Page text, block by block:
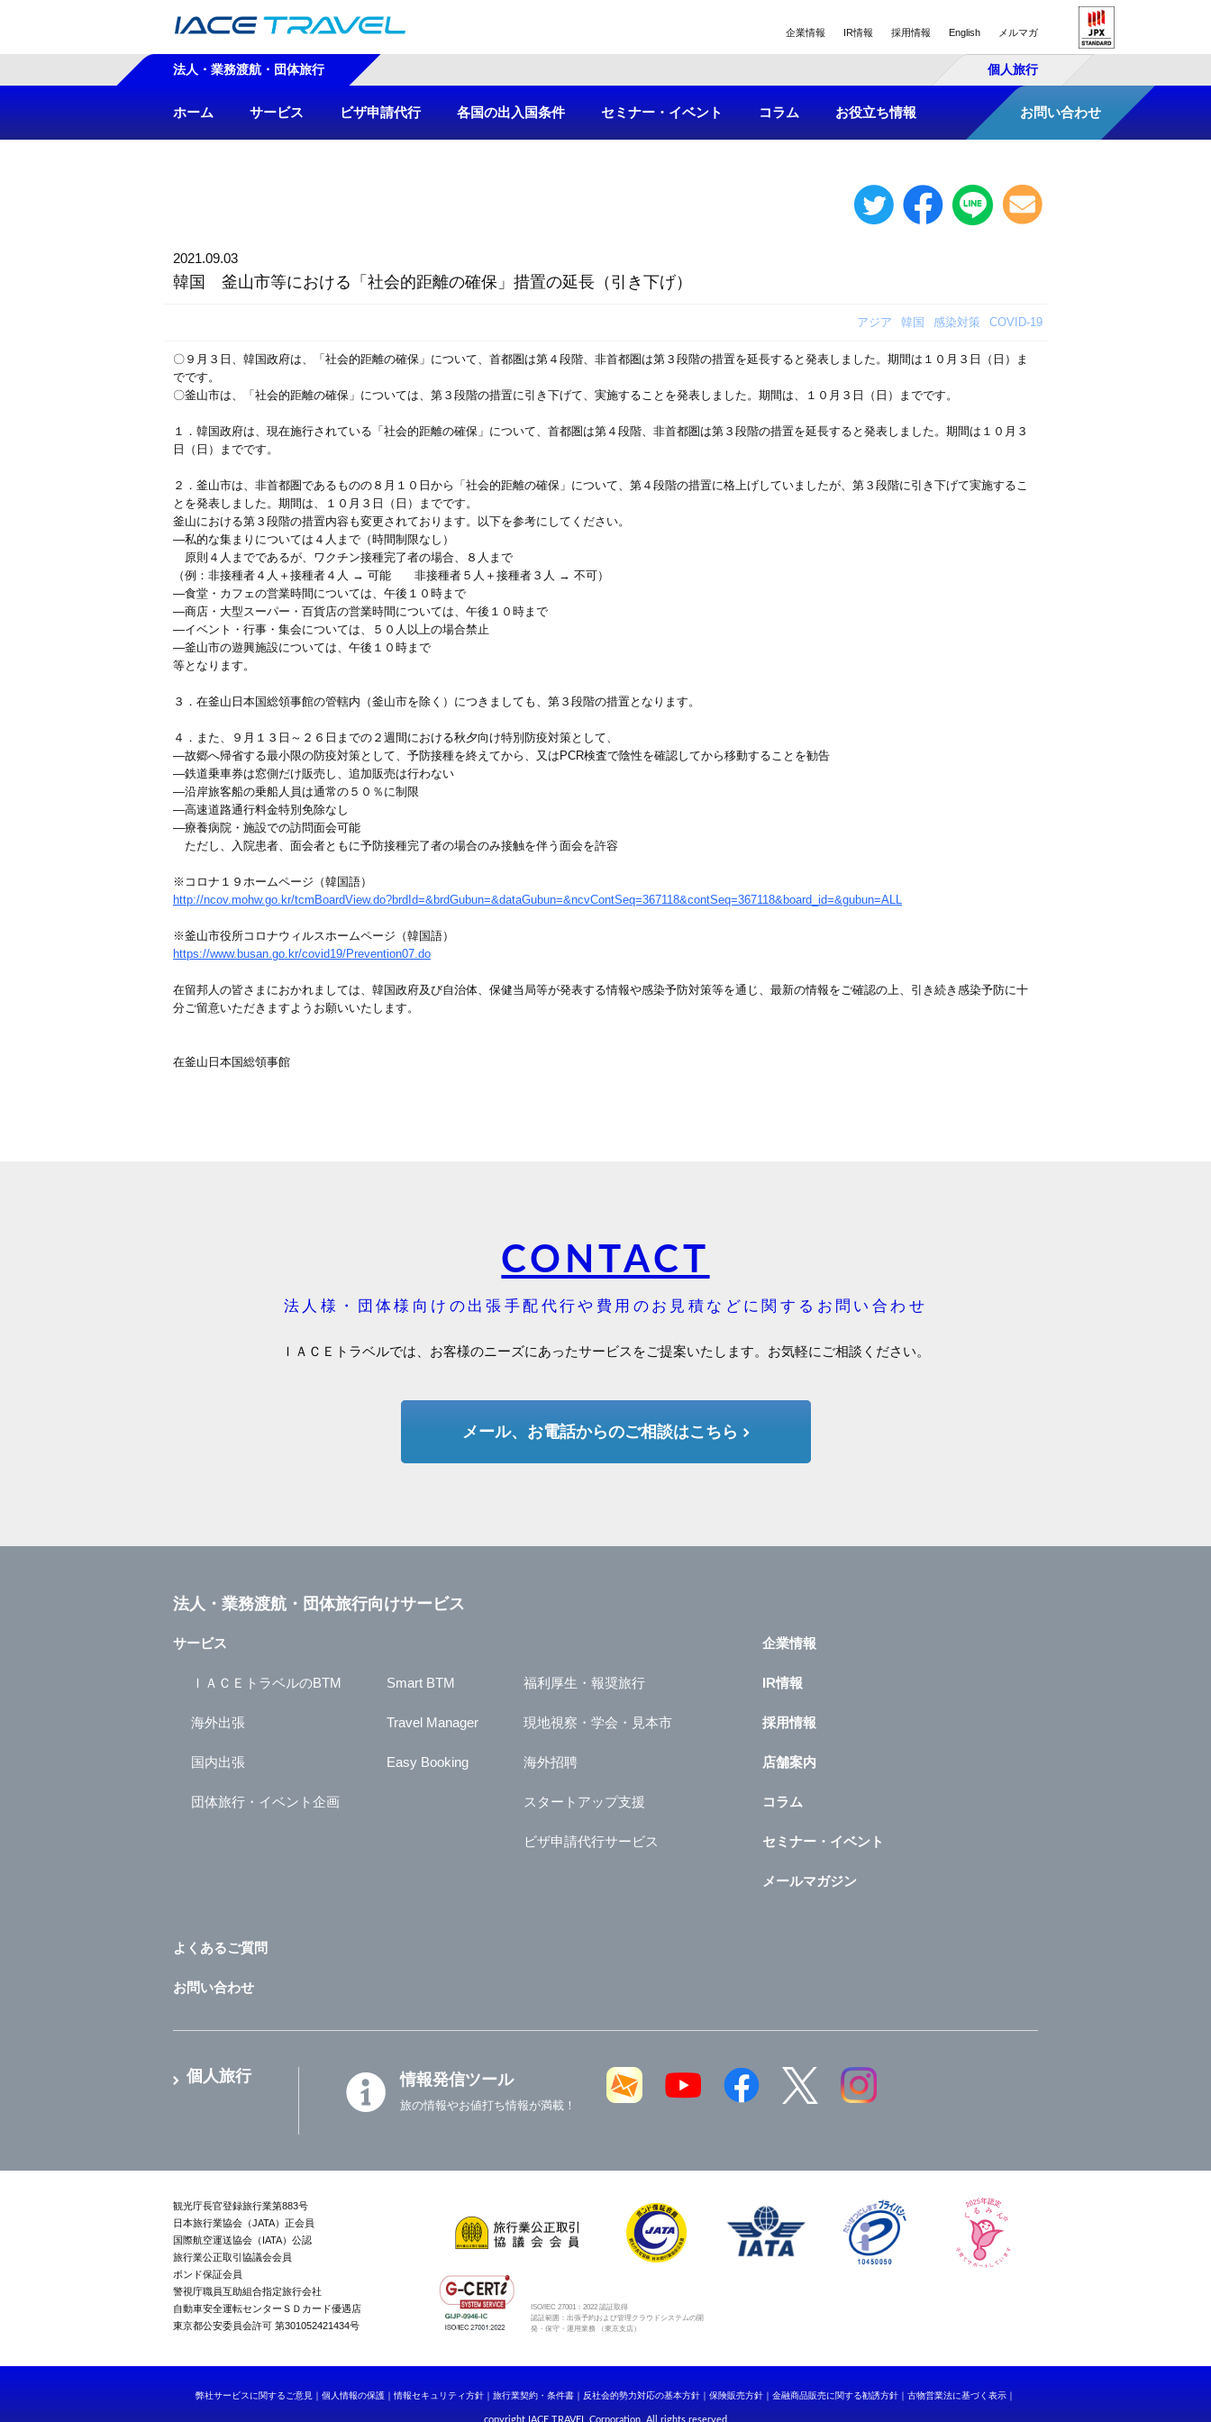
企業情報 IR情報 採用情報 English メルマガ
法人・業務渡航・団体旅行 個人旅行
ホーム サービス ビザ申請代行 各国の出入国条件 セミナー・イベント コラム お役立ち情報 お問い合わせ
2021.09.03
韓国 釜山市等における「社会的距離の確保」措置の延長（引き下げ）
アジア 韓国 感染対策 COVID-19
〇９月３日、韓国政府は、「社会的距離の確保」について、首都圏は第４段階、非首都圏は第３段階の措置を延長すると発表しました。期間は１０月３日（日）ま
でです。
〇釜山市は、「社会的距離の確保」については、第３段階の措置に引き下げて、実施することを発表しました。期間は、１０月３日（日）までです。
１．韓国政府は、現在施行されている「社会的距離の確保」について、首都圏は第４段階、非首都圏は第３段階の措置を延長すると発表しました。期間は１０月３
日（日）までです。
２．釜山市は、非首都圏であるものの８月１０日から「社会的距離の確保」について、第４段階の措置に格上げしていましたが、第３段階に引き下げて実施するこ
とを発表しました。期間は、１０月３日（日）までです。
釜山における第３段階の措置内容も変更されております。以下を参考にしてください。
―私的な集まりについては４人まで（時間制限なし）
原則４人までであるが、ワクチン接種完了者の場合、８人まで
（例：非接種者４人＋接種者４人 → 可能 非接種者５人＋接種者３人 → 不可）
―食堂・カフェの営業時間については、午後１０時まで
―商店・大型スーパー・百貨店の営業時間については、午後１０時まで
―イベント・行事・集会については、５０人以上の場合禁止
―釜山市の遊興施設については、午後１０時まで
等となります。
３．在釜山日本国総領事館の管轄内（釜山市を除く）につきましても、第３段階の措置となります。
４．また、９月１３日～２６日までの２週間における秋夕向け特別防疫対策として、
―故郷へ帰省する最小限の防疫対策として、予防接種を終えてから、又はPCR検査で陰性を確認してから移動することを勧告
―鉄道乗車券は窓側だけ販売し、追加販売は行わない
―沿岸旅客船の乗船人員は通常の５０％に制限
―高速道路通行料金特別免除なし
―療養病院・施設での訪問面会可能
ただし、入院患者、面会者ともに予防接種完了者の場合のみ接触を伴う面会を許容
※コロナ１９ホームページ（韓国語）
http://ncov.mohw.go.kr/tcmBoardView.do?brdId=&brdGubun=&dataGubun=&ncvContSeq=367118&contSeq=367118&board_id=&gubun=ALL
※釜山市役所コロナウィルスホームページ（韓国語）
https://www.busan.go.kr/covid19/Prevention07.do
在留邦人の皆さまにおかれましては、韓国政府及び自治体、保健当局等が発表する情報や感染予防対策等を通じ、最新の情報をご確認の上、引き続き感染予防に十
分ご留意いただきますようお願いいたします。
在釜山日本国総領事館
CONTACT
法人様・団体様向けの出張手配代行や費用のお見積などに関するお問い合わせ
ＩＡＣＥトラベルでは、お客様のニーズにあったサービスをご提案いたします。お気軽にご相談ください。
メール、お電話からのご相談はこちら
法人・業務渡航・団体旅行向けサービス
サービス
ＩＡＣＥトラベルのBTM
海外出張
国内出張
団体旅行・イベント企画
Smart BTM
Travel Manager
Easy Booking
福利厚生・報奨旅行
現地視察・学会・見本市
海外招聘
スタートアップ支援
ビザ申請代行サービス
企業情報
IR情報
採用情報
店舗案内
コラム
セミナー・イベント
メールマガジン
よくあるご質問
お問い合わせ
個人旅行 情報発信ツール
旅の情報やお値打ち情報が満載！
観光庁長官登録旅行業第883号
日本旅行業協会（JATA）正会員
国際航空運送協会（IATA）公認
旅行業公正取引協議会会員
ボンド保証会員
警視庁職員互助組合指定旅行会社
自動車安全運転センターＳＤカード優遇店
東京都公安委員会許可 第301052421434号
ISO/IEC 27001：2022 認証取得
認証範囲：出張予約および管理クラウドシステムの開
発・保守・運用業務 （東京支店）
弊社サービスに関するご意見 個人情報の保護 情報セキュリティ方針 旅行業契約・条件書 反社会的勢力対応の基本方針 保険販売方針 金融商品販売に関する勧誘方針 古物営業法に基づく表示
copyright IACE TRAVEL Corporation. All rights reserved